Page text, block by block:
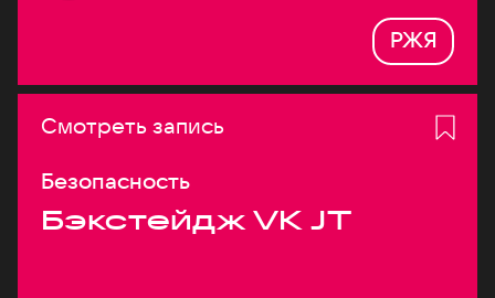
РЖЯ
Смотреть запись
Безопасность
Бэкстейдж VK JT